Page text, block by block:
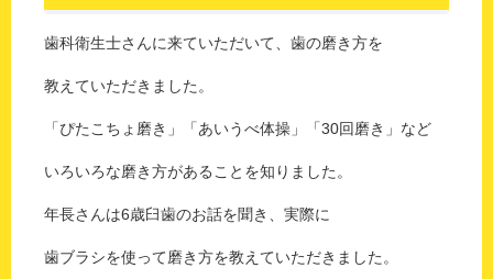
歯科衛生士さんに来ていただいて、歯の磨き方を
教えていただきました。
「ぴたこちょ磨き」「あいうべ体操」「30回磨き」など
いろいろな磨き方があることを知りました。
年長さんは6歳臼歯のお話を聞き、実際に
歯ブラシを使って磨き方を教えていただきました。